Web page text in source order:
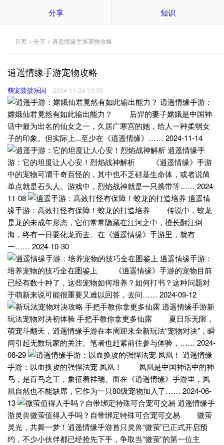
分享 知识
首页 > 分享 > 逍遥情缘手游宠物攻略
逍遥情缘手游宠物攻略
萌宠菠菠乐园 2024-11-24 19:09
逍遥情缘手游：
嫦娥仙君竟然有如此输出能力？ 后羿的妻子嫦娥是中国神
话中最为出名的仙女之一，久居广寒宫的她，给人一种柔弱女
子的印象。但实际上...至少在《逍遥情缘》…… 2024-11-14
逍遥情缘手
游：它的坦度让人心安！烈焰战神解析 《逍遥情缘》手游
中的宠物可谓千奇百怪的，其中也不乏硅基生命体，或者说简
单点就是石头人。游戏中，烈焰战神就是一只携带等…… 2024-
11-08
逍遥情
缘手游：高效打怪有保障！蛟龙的打造培养 传说中，蛟龙
是龙的未成年形态，它们常常隐藏在江河之中，擅长翻江倒
海，终有一日要化龙而去。在《逍遥情缘》手游里，就有
一…… 2024-10-30
逍遥情缘手游：
培养宠物的技巧全在图鉴上 《逍遥情缘》手游的宠物目前
已经有数十种了，这些宠物如何培养？如何打书？这种问题对
于萌新来说可能很重要又难以回答，去问…… 2024-09-12
逍遥情缘手游新
玩法宠物对决初体验 手把手教你拿更多仙露 夏日乐无限，
萌宠斗翻天，逍遥情缘手游在本周迎来全新玩法“宠物对决”，瞬
间引起无数玩家的关注。笔者也赶紧前往参与体验，…… 2024-
08-29
逍遥情缘
手游：以血换攻的强悍法宠 凤凰！ 凤凰是中国神话中的神
鸟，是百鸟之王，象征着祥瑞。而在《逍遥情缘》手游里，凤
凰自然也不能缺席，它作为一只80级宠物加入了…… 2024-06-
13
逍遥情缘手
游灵兽微萤值得入手吗？自带绑定特殊可合宠可交易 微萤
灵光，共舞一梦！逍遥情缘手游首只灵兽“微萤”已正式开启预
约，不少小伙伴都已经抢先下手，争取当“微萤”的第一位主